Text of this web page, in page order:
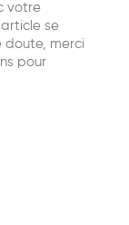
votre
se
doute, merci
pour